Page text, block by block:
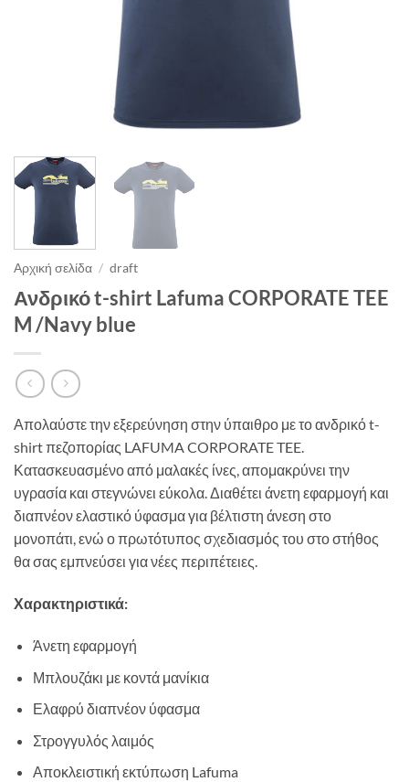
Αρχική σελίδα / draft
Ανδρικό t-shirt Lafuma CORPORATE TEE
M /Navy blue
Απολαύστε την εξερεύνηση στην ύπαιθρο με το ανδρικό t-
shirt πεζοπορίας LAFUMA CORPORATE TEE.
Κατασκευασμένο από μαλακές ίνες, απομακρύνει την
υγρασία και στεγνώνει εύκολα. Διαθέτει άνετη εφαρμογή και
διαπνέον ελαστικό ύφασμα για βέλτιστη άνεση στο
μονοπάτι, ενώ ο πρωτότυπος σχεδιασμός του στο στήθος
θα σας εμπνεύσει για νέες περιπέτειες.
Χαρακτηριστικά:
Άνετη εφαρμογή
Μπλουζάκι με κοντά μανίκια
Ελαφρύ διαπνέον ύφασμα
Στρογγυλός λαιμός
Αποκλειστική εκτύπωση Lafuma